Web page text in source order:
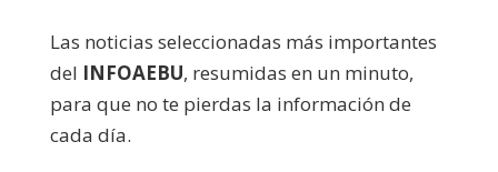
Las noticias seleccionadas más importantes
del INFOAEBU, resumidas en un minuto,
para que no te pierdas la información de
cada día.